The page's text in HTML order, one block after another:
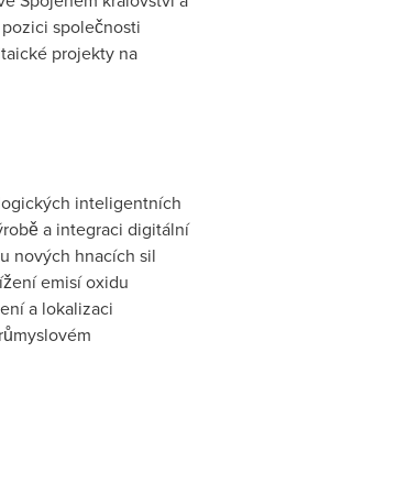
společnosti
projekty na
inteligentních
a integraci digitální
nových hnacích sil
emisí oxidu
a lokalizaci